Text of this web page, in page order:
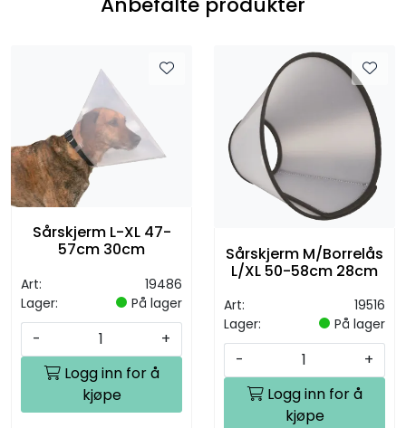
Sårskjerm L-XL 47-
57cm 30cm
Art:
19486
Lager:
På lager
-
+
Logg inn for å
kjøpe
Sårskjerm M/Borrelås
L/XL 50-58cm 28cm
Art:
19516
Lager:
På lager
-
+
Logg inn for å
kjøpe